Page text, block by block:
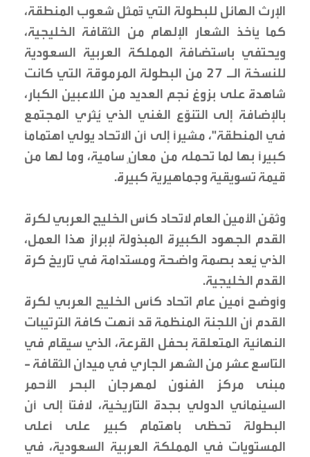
الإرث الهائل للبطولة التي تُمثل شعوب المنطقة،
كما يأخذ الشعار الإلهام من الثقافة الخليجية،
ويحتفي باستضافة المملكة العربية السعودية
للنسخة الـ 27 من البطولة المرموقة التي كانت
شاهدة على بزوغ نجم العديد من اللاعبين الكبار،
بالإضافة إلى التنوّع الغني الذي يُثري المجتمع
في المنطقة"، مشيرًا إلى أن الاتحاد يولي اهتمامًا
كبيرًا بها لما تحمله من معانٍ سامية، وما لها من
قيمة تسويقية وجماهيرية كبيرة.
وثمّن الأمين العام لاتحاد كأس الخليج العربي لكرة
القدم الجهود الكبيرة المبذولة لإبراز هذا العمل،
الذي يُعد بصمة واضحة ومستدامة في تاريخ كرة
القدم الخليجية.
وأوضح أمين عام اتحاد كأس الخليج العربي لكرة
القدم أن اللجنة المنظمة قد أنهت كافة الترتيبات
النهائية المتعلقة بحفل القرعة، الذي سيقام في
التاسع عشر من الشهر الجاري في ميدان الثقافة -
مبنى مركز الفنون لمهرجان البحر الأحمر
السينمائي الدولي بجدة التاريخية، لافتًا إلى أن
البطولة تحظى باهتمام كبير على أعلى
المستويات في المملكة العربية السعودية، في